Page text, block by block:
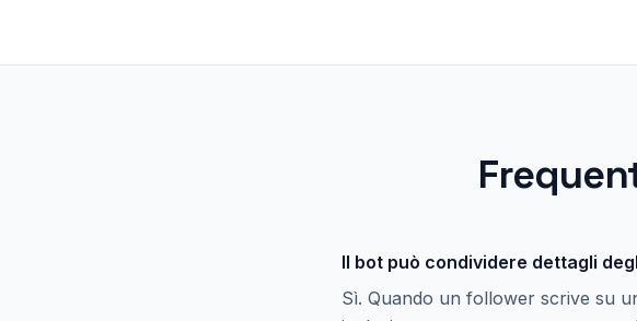
Il bot può condividere dettagli
Sì. Quando un follower scrive su